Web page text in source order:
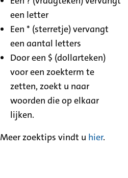
een letter
Een * (sterretje) vervangt
een aantal letters
Door een $ (dollarteken)
voor een zoekterm te
zetten, zoekt u naar
woorden die op elkaar
lijken.
Meer zoektips vindt u hier.